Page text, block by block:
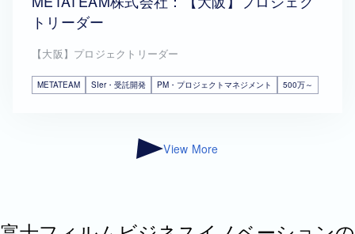
トリーダー
【大阪】プロジェクトリーダー
METATEAM SIer・受託開発 PM・プロジェクトマネジメント 500万～
View More